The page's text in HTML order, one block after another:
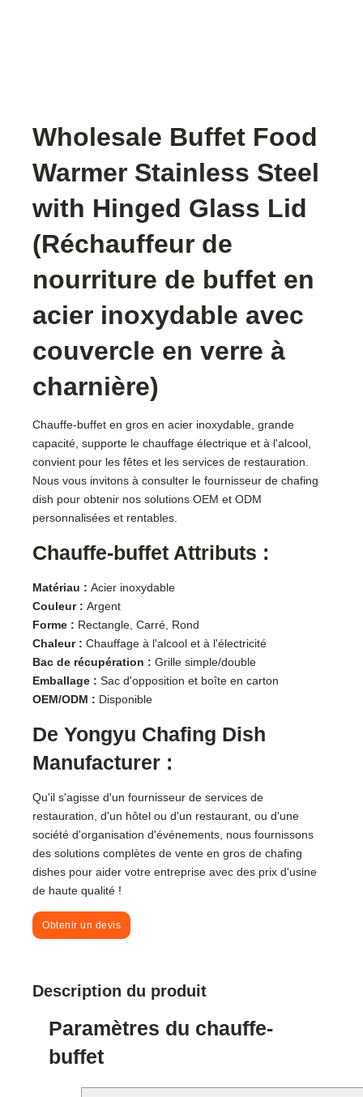
Wholesale Buffet Food
Warmer Stainless Steel
with Hinged Glass Lid
(Réchauffeur de
nourriture de buffet en
acier inoxydable avec
couvercle en verre à
charnière)
Chauffe-buffet en gros en acier inoxydable, grande
capacité, supporte le chauffage électrique et à l'alcool,
convient pour les fêtes et les services de restauration.
Nous vous invitons à consulter le fournisseur de chafing
dish pour obtenir nos solutions OEM et ODM
personnalisées et rentables.
Chauffe-buffet Attributs :
Matériau :Acier inoxydable
Couleur :Argent
Forme : Rectangle, Carré, Rond
Chaleur :Chauffage à l'alcool et à l'électricité
Bac de récupération :Grille simple/double
Emballage :Sac d'opposition et boîte en carton
OEM/ODM : Disponible
De Yongyu Chafing Dish
Manufacturer :
Qu'il s'agisse d'un fournisseur de services de
restauration, d'un hôtel ou d'un restaurant, ou d'une
société d'organisation d'événements, nous fournissons
des solutions complètes de vente en gros de chafing
dishes pour aider votre entreprise avec des prix d'usine
de haute qualité !
Obtenir un devis
Description du produit
Paramètres du chauffe-
buffet